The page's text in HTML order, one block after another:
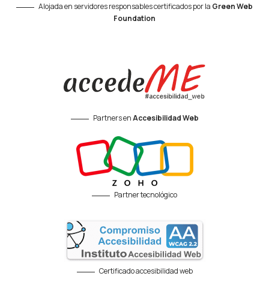
Alojada en servidores responsables certificados por la Green Web
Foundation
Partners enAccesibilidad Web
Partner tecnológico
Certificado accesibilidad web